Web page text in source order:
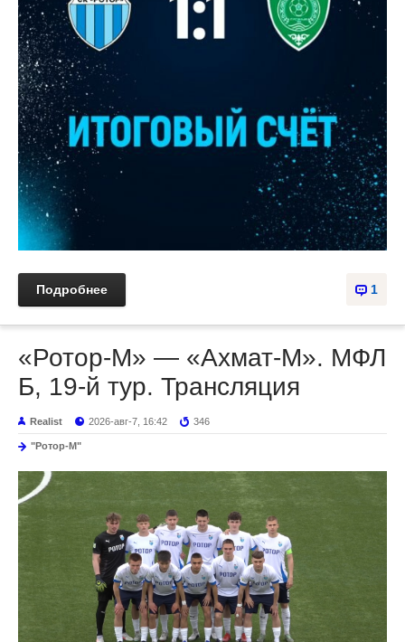
1
Подробнее
«Ротор-М» — «Ахмат-М». МФЛ
Б, 19-й тур. Трансляция
Realist 2026-авг-7, 16:42 346
"Ротор-М"